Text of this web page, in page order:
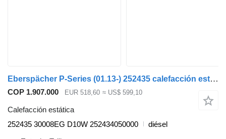
Eberspächer P-Series (01.13-) 252435 calefacción estática para Scania P,G,R,T-series (2004-2017) cabeza tractora
COP 1.907.000 EUR 518,60 ≈ US$ 599,10
Calefacción estática
252435 30008EG D10W 252434050000
diésel